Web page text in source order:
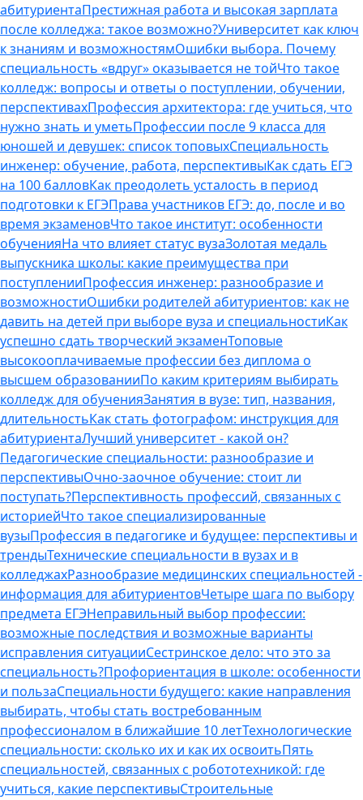
абитуриентаПрестижная работа и высокая зарплата
после колледжа: такое возможно?Университет как ключ
к знаниям и возможностямОшибки выбора. Почему
специальность «вдруг» оказывается не тойЧто такое
колледж: вопросы и ответы о поступлении, обучении,
перспективахПрофессия архитектора: где учиться, что
нужно знать и уметьПрофессии после 9 класса для
юношей и девушек: список топовыхСпециальность
инженер: обучение, работа, перспективыКак сдать ЕГЭ
на 100 балловКак преодолеть усталость в период
подготовки к ЕГЭПрава участников ЕГЭ: до, после и во
время экзаменовЧто такое институт: особенности
обученияНа что влияет статус вузаЗолотая медаль
выпускника школы: какие преимущества при
поступленииПрофессия инженер: разнообразие и
возможностиОшибки родителей абитуриентов: как не
давить на детей при выборе вуза и специальностиКак
успешно сдать творческий экзаменТоповые
высокооплачиваемые профессии без диплома о
высшем образованииПо каким критериям выбирать
колледж для обученияЗанятия в вузе: тип, названия,
длительностьКак стать фотографом: инструкция для
абитуриентаЛучший университет - какой он?
Педагогические специальности: разнообразие и
перспективыОчно-заочное обучение: стоит ли
поступать?Перспективность профессий, связанных с
историейЧто такое специализированные
вузыПрофессия в педагогике и будущее: перспективы и
трендыТехнические специальности в вузах и в
колледжахРазнообразие медицинских специальностей -
информация для абитуриентовЧетыре шага по выбору
предмета ЕГЭНеправильный выбор профессии:
возможные последствия и возможные варианты
исправления ситуацииСестринское дело: что это за
специальность?Профориентация в школе: особенности
и пользаСпециальности будущего: какие направления
выбирать, чтобы стать востребованным
профессионалом в ближайшие 10 летТехнологические
специальности: сколько их и как их освоитьПять
специальностей, связанных с робототехникой: где
учиться, какие перспективыСтроительные